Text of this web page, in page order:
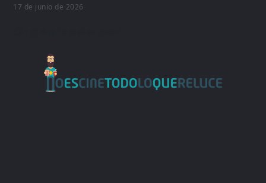
17 de junio de 2026